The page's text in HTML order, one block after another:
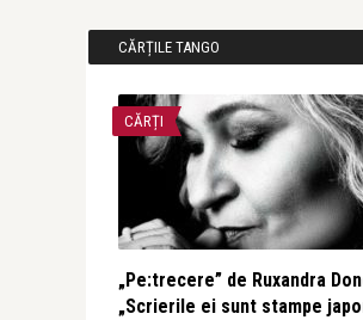
CĂRȚILE TANGO
CĂRȚI
„Pe:trecere” de Ruxandra
„Scrierile ei sunt stampe